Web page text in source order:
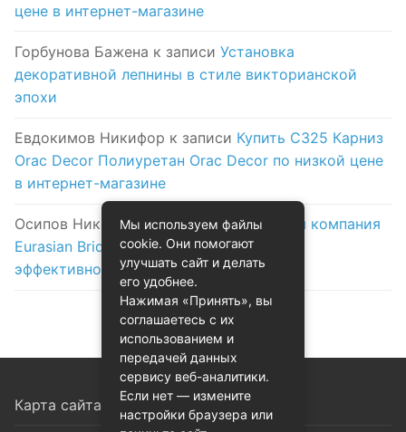
цене в интернет-магазине
Горбунова Бажена к записи Установка
декоративной лепнины в стиле викторианской
эпохи
Евдокимов Никифор к записи Купить C325 Карниз
Orac Decor Полиуретан Orac Decor по низкой цене
в интернет-магазине
Осипов Николак записиЛогистическая компания
Eurasian Bridge в Астане: надежность и
эффективность на первом месте
Карта сайта
Мы используем файлы
cookie. Они помогают
улучшать сайт и делать
его удобнее.
Нажимая «Принять», вы
соглашаетесь с их
использованием и
передачей данных
сервису веб-аналитики.
Если нет — измените
настройки браузера или